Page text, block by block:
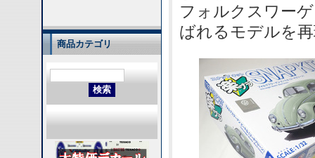
商品カテゴリ
フォルクスワー
ばれるモデルを